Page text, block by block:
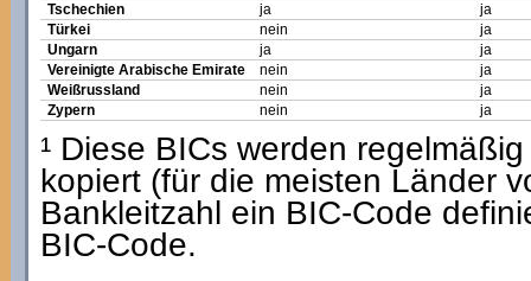
Tschechien
ja
ja
Türkei
nein
ja
Ungarn
ja
ja
Vereinigte Arabische Emirate
nein
ja
Weißrussland
nein
ja
Zypern
nein ja
¹ Diese BICs werden
kopiert (für die meisten Länder
Bankleitzahl ein BIC-Code
BIC-Code.